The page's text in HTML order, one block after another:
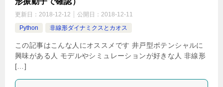
更新日： 2018-12-12 公開日： 2018-12-11
Python
非線形ダイナミクスとカオス
この記事はこんな人にオススメです 井戸型ポテンシャルに
興味がある人 モデルやシミュレーションが好きな人 非線形
[…]